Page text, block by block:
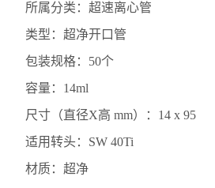
所属分类：超速离心管
类型：超净开口管
包装规格：50个
容量：14ml
尺寸（直径X高 mm）：14 x 95
适用转头：SW 40Ti
材质：超净